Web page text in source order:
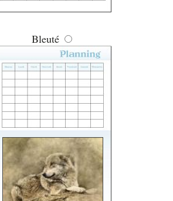
Bleuté